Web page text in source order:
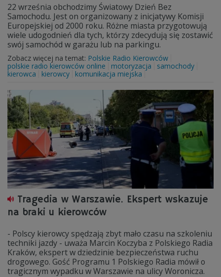
22 września obchodzimy Światowy Dzień Bez
Samochodu. Jest on organizowany z inicjatywy Komisji
Europejskiej od 2000 roku. Różne miasta przygotowują
wiele udogodnień dla tych, którzy zdecydują się zostawić
swój samochód w garażu lub na parkingu.
Zobacz więcej na temat: Polskie Radio Kierowców
polskie radio kierowców online
motoryzacja
samochody
kierowca
kierowcy komunikacja miejska
Tragedia w Warszawie. Ekspert wskazuje
na braki u kierowców
- Polscy kierowcy spędzają zbyt mało czasu na szkoleniu
techniki jazdy - uważa Marcin Koczyba z Polskiego Radia
Kraków, ekspert w dziedzinie bezpieczeństwa ruchu
drogowego. Gość Programu 1 Polskiego Radia mówił o
tragicznym wypadku w Warszawie na ulicy Woronicza.